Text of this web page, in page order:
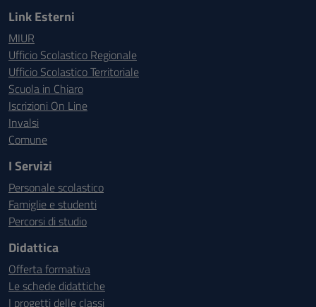
Link Esterni
MIUR
Ufficio Scolastico Regionale
Ufficio Scolastico Territoriale
Scuola in Chiaro
Iscrizioni On Line
Invalsi
Comune
I Servizi
Personale scolastico
Famiglie e studenti
Percorsi di studio
Didattica
Offerta formativa
Le schede didattiche
I progetti delle classi